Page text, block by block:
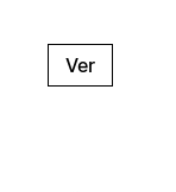
Ver